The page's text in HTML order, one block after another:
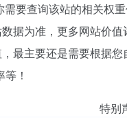
要查询该站的相关权
据为准，更多网站价
最主要还是需要根据
！
特别